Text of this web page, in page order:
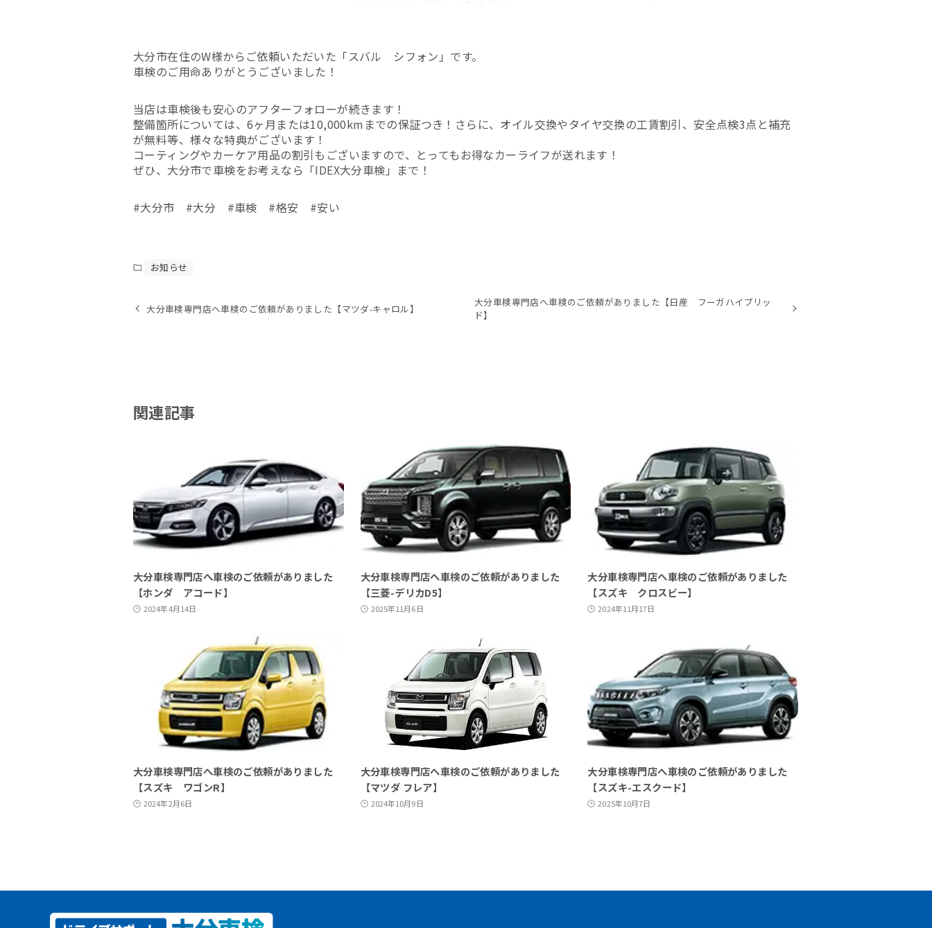
大分市在住のW様からご依頼いただいた「スバル シフォン」です。
車検のご用命ありがとうございました！
当店は車検後も安心のアフターフォローが続きます！
整備箇所については、6ヶ月または10,000kmまでの保証つき！さらに、オイル交換やタイヤ交換の工賃割引、安全点検3点と補充
が無料等、様々な特典がございます！
コーティングやカーケア用品の割引もございますので、とってもお得なカーライフが送れます！
ぜひ、大分市で車検をお考えなら「IDEX大分車検」まで！
#大分市 #大分 #車検 #格安 #安い
お知らせ
大分車検専門店へ車検のご依頼がありました【マツダ-キャロル】
大分車検専門店へ車検のご依頼がありました【日産 フーガハイブリッ
ド】
関連記事
大分車検専門店へ車検のご依頼がありました
【ホンダ アコード】
2024年4月14日
大分車検専門店へ車検のご依頼がありました
【三菱-デリカD5】
2025年11月6日
大分車検専門店へ車検のご依頼がありました
【スズキ クロスビー】
2024年11月17日
大分車検専門店へ車検のご依頼がありました
【スズキ ワゴンR】
2024年2月6日
大分車検専門店へ車検のご依頼がありました
【マツダ フレア】
2024年10月9日
大分車検専門店へ車検のご依頼がありました
【スズキ-エスクード】
2025年10月7日